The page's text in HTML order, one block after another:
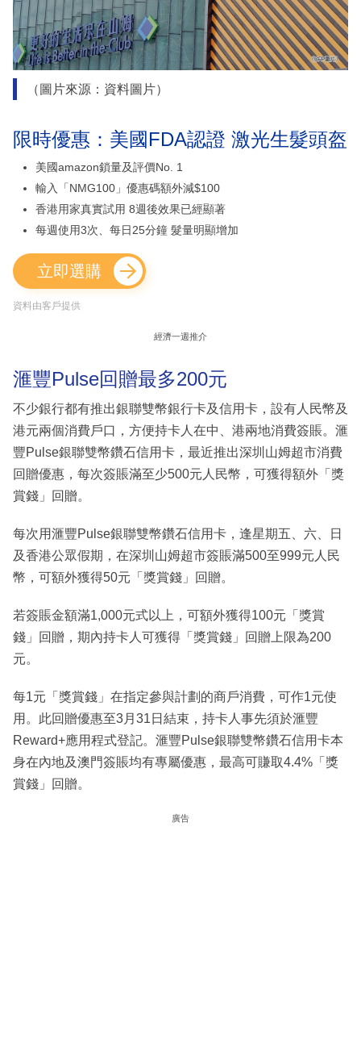
（圖片來源：資料圖片）
限時優惠：美國FDA認證 激光生髮頭盔
美國amazon鎖量及評價No. 1
輸入「NMG100」優惠碼額外減$100
香港用家真實試用 8週後效果已經顯著
每週使用3次、每日25分鐘 髮量明顯增加
立即選購
資料由客戶提供
經濟一週推介
滙豐Pulse回贈最多200元
不少銀行都有推出銀聯雙幣銀行卡及信用卡，設有人民幣及
港元兩個消費戶口，方便持卡人在中、港兩地消費簽賬。滙
豐Pulse銀聯雙幣鑽石信用卡，最近推出深圳山姆超市消費
回贈優惠，每次簽賬滿至少500元人民幣，可獲得額外「獎
賞錢」回贈。
每次用滙豐Pulse銀聯雙幣鑽石信用卡，逢星期五、六、日
及香港公眾假期，在深圳山姆超市簽賬滿500至999元人民
幣，可額外獲得50元「獎賞錢」回贈。
若簽賬金額滿1,000元式以上，可額外獲得100元「獎賞
錢」回贈，期內持卡人可獲得「獎賞錢」回贈上限為200
元。
每1元「獎賞錢」在指定參與計劃的商戶消費，可作1元使
用。此回贈優惠至3月31日結束，持卡人事先須於滙豐
Reward+應用程式登記。滙豐Pulse銀聯雙幣鑽石信用卡本
身在內地及澳門簽賬均有專屬優惠，最高可賺取4.4%「獎
賞錢」回贈。
廣告